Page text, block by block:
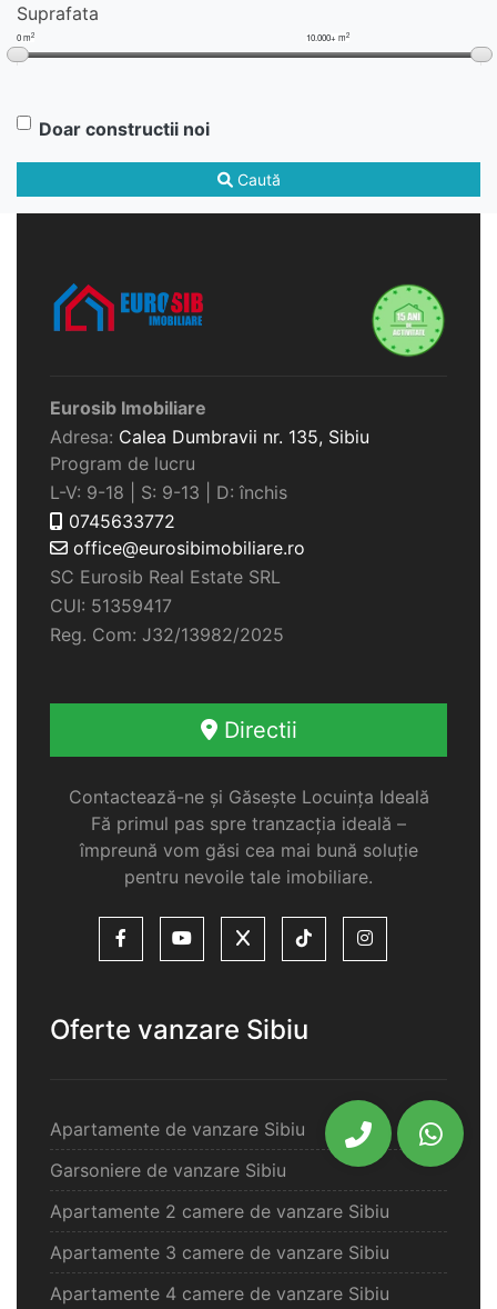
Suprafata
0 m2 10.000+ m2
Doar constructii noi
Caută
Eurosib Imobiliare
Adresa: Calea Dumbravii nr. 135, Sibiu
Program de lucru
L-V: 9-18 | S: 9-13 | D: închis
0745633772
office@eurosibimobiliare.ro
SC Eurosib Real Estate SRL
CUI: 51359417
Reg. Com: J32/13982/2025
Directii
Contactează-ne și Găsește Locuința Ideală
Fă primul pas spre tranzacția ideală –
împreună vom găsi cea mai bună soluție
pentru nevoile tale imobiliare.
Oferte vanzare Sibiu
Apartamente de vanzare Sibiu
Garsoniere de vanzare Sibiu
Apartamente 2 camere de vanzare Sibiu
Apartamente 3 camere de vanzare Sibiu
Apartamente 4 camere de vanzare Sibiu